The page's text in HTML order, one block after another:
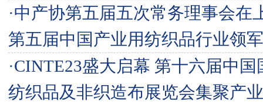
·中产协第五届五次常务理事会在
第五届中国产业用纺织品行业领
·CINTE23盛大启幕 第十六届中国
纺织品及非织造布展览会集聚产